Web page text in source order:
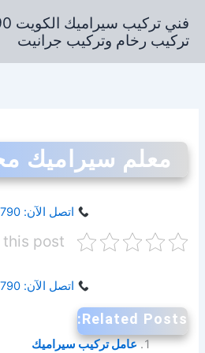
المحتوى
تركيب رخام وتركيب جرانيت
معلم سيراميك
اتصل الآن: 67613790
this post
اتصل الآن: 67613790
Related Posts:
عامل تركيب سيراميك